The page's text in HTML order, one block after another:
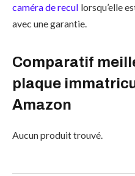
caméra de recul lorsqu’elle
avec une garantie.
Comparatif
plaque
Amazon
Aucun produit trouvé.